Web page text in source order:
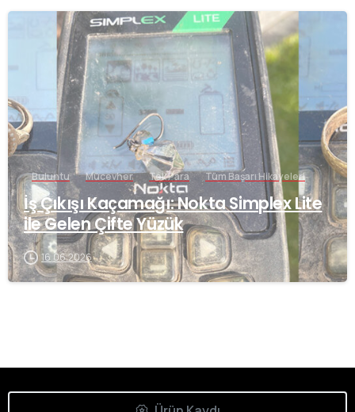
Buluntu Mücevher Tek Para Tüm Başarı Hikayeleri
İş Çıkışı Kaçamağı: Nokta Simplex Lite
ile Gelen Çifte Yüzük
16.06.2026